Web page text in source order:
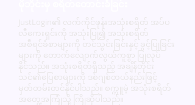
JustLogin၏ လက်ကိုင်ဖုန်းအသုံးစရိတ် အပ်ပ
လီကေးရှင်းကို အသုံးပြု၍ အသုံးစရိတ်
အစီရင်ခံစာများကို တင်သွင်းခြင်းနှင့် ခွင့်ပြုခြင်း
များကို တောက်လျောက်လွယ်ကူစွာ ပြုလုပ်
နိုင်သည်။ အသုံးစရိတ်ရှိသည့် အချိန်တိုင်း
သင်၏ပြေစာများကို ဒစ်ဂျစ်တယ်နည်းဖြင့်
မှတ်တမ်းတင်နိုင်ပါသည်။ စက္ကူမဲ့ အသုံးစရိတ်
အတွေ့အကြုံသို့ ကြိုဆိုပါသည်။